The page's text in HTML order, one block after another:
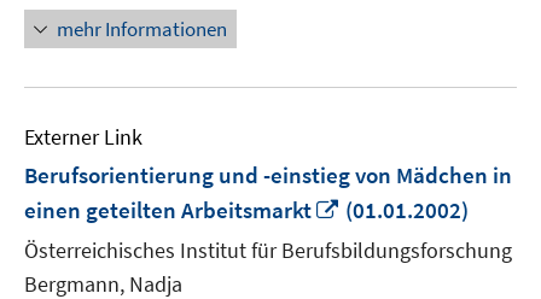
mehr Informationen
Externer Link
Berufsorientierung und -einstieg von Mädchen in
einen geteilten Arbeitsmarkt
In
neuem
Fenster
(01.01.2002)
Österreichisches Institut für Berufsbildungsforschung
Bergmann, Nadja